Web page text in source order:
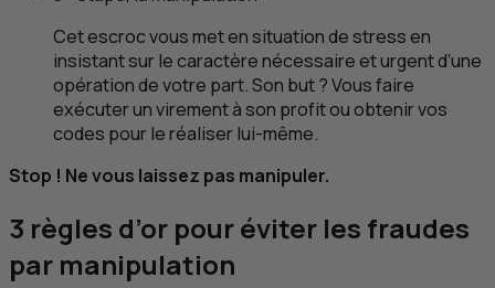
Cet escroc vous met en situation de stress en
insistant sur le caractère nécessaire et urgent d’une
opération de votre part. Son but ? Vous faire
exécuter un virement à son profit ou obtenir vos
codes pour le réaliser lui-même.
Stop ! Ne vous laissez pas manipuler.
3 règles d’or pour éviter les fraudes
par manipulation